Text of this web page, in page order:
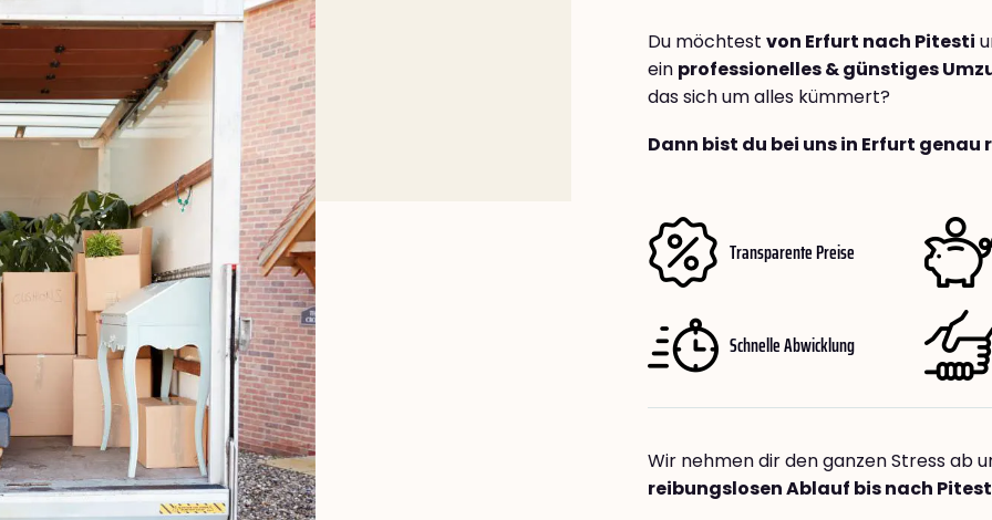
Du möchtest von Erfurt nach Pitesti
ein professionelles & günstiges
das sich um alles kümmert?
Dann bist du bei uns in Erfurt
Transparente Preise
Schnelle Abwicklung
Wir nehmen dir den ganzen Stress ab
reibungslosen Ablauf bis nach